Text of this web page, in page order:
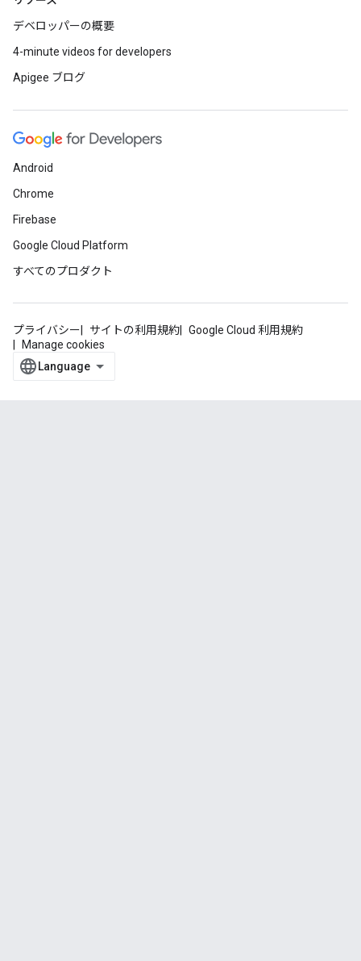
デベロッパーの概要
4-minute videos for developers
Apigee ブログ
Android
Chrome
Firebase
Google Cloud Platform
すべてのプロダクト
プライバシー サイトの利用規約
Google Cloud 利用規約
Manage cookies